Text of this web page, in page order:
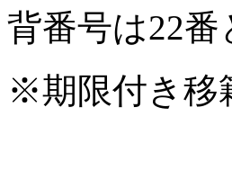
背番号は22
※期限付き移